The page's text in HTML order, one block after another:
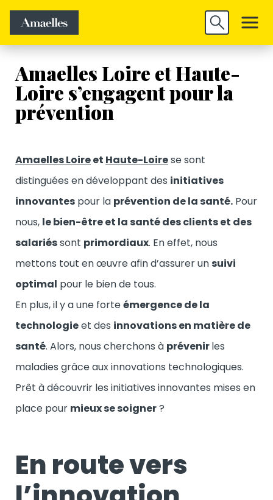
Découvrir
Amaelles Loire et Haute-
Loire s’engagent pour la
prévention
Amaelles Loireet Haute-Loirese sont
distinguées en développant des initiatives
innovantes pour la prévention de la santé. Pour
nous, le bien-être et la santé des clients et des
salariéssont primordiaux. En effet, nous
mettons tout en œuvre afin d’assurer un suivi
optimal pour le bien de tous.
En plus, il y a une forteémergence de la
technologieet des innovations en matière de
santé. Alors, nous cherchons à prévenirles
maladies grâce aux innovations technologiques.
Prêt à découvrir les initiatives innovantes mises en
place pour mieux se soigner?
En route vers